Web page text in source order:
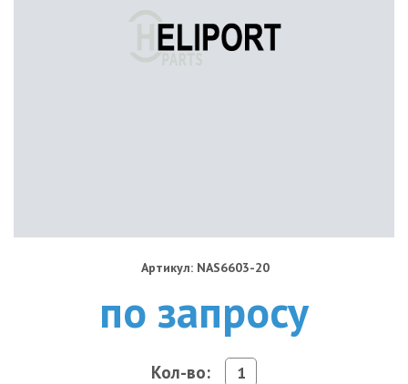
Артикул: NAS6603-20
по запросу
Кол-во: